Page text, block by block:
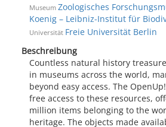
Museum Zoologisches
Koenig – Leibniz-Institut für
Universität Freie Universität Berlin
Beschreibung
Countless natural history
in museums across the world,
beyond easy access. The
free access to these resources,
million items belonging to the
heritage. The objects made